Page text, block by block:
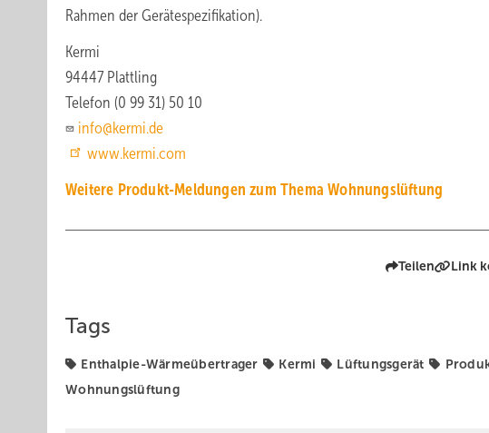
Rahmen der Gerätespezifikation).
Kermi
94447 Plattling
Telefon (0 99 31) 50 10
info@kermi.de
www.kermi.com
Weitere Produkt-Meldungen zum Thema Wohnungslüftung
Teilen Link
Tags
Enthalpie-Wärmeübertrager Kermi Lüftungsgerät
Wohnungslüftung